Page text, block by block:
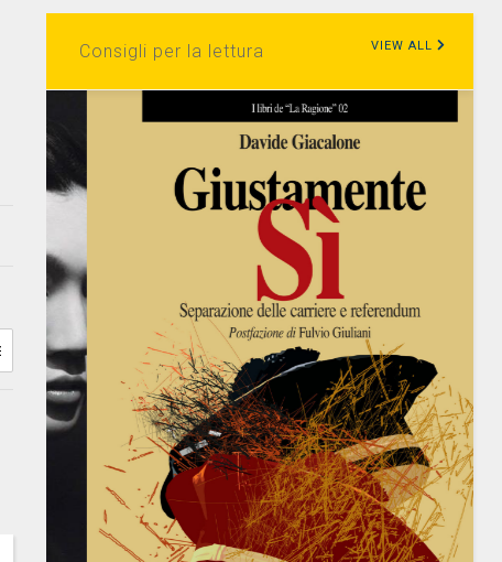
Consigli per la lettura VIEW ALL